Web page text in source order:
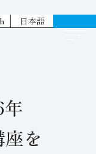
日本語
を